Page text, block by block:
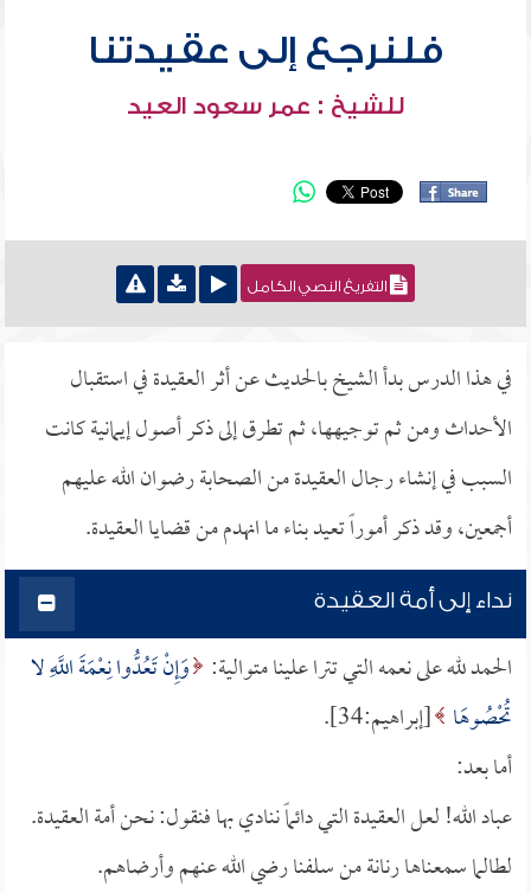
فلنرجع إلى عقيدتنا
للشيخ : عمر سعود العيد
التفريغ النصي الكامل
في هذا الدرس بدأ الشيخ بالحديث عن أثر العقيدة في استقبال
الأحداث ومن ثم توجيهها، ثم تطرق إلى ذكر أصول إيمانية كانت
السبب في إنشاء رجال العقيدة من الصحابة رضوان الله عليهم
أجمعين، وقد ذكر أموراً تعيد بناء ما انهدم من قضايا العقيدة.
نداء إلى أمة العقيدة
الحمد لله على نعمه التي تترا علينا متوالية: وَإِنْ تَعُدُّوا نِعْمَةَ اللَّهِ لا
تُحْصُوهَا [إبراهيم:34].
أما بعد:
عباد الله! لعل العقيدة التي دائماً ننادي بها فنقول: نحن أمة العقيدة.
لطالما سمعناها رنانة من سلفنا رضي الله عنهم وأرضاهم.